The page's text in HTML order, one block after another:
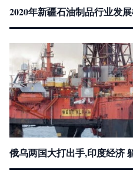
2020年新疆石油制品行业发
俄乌两国大打出手,印度经济